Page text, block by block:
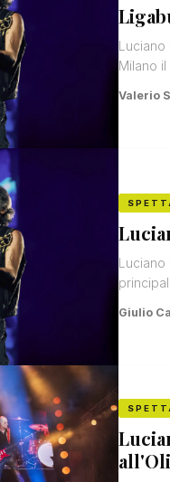
Luciano
Milano
Valerio
Luciano
Giulio